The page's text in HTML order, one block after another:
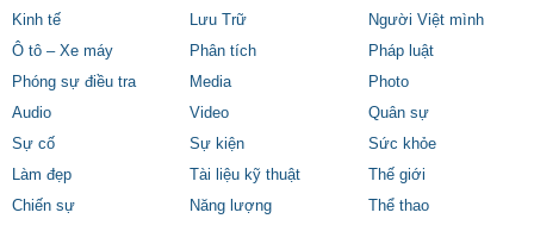
Kinh tế
Lưu Trữ
Người Việt mình
Ô tô – Xe máy
Phân tích
Pháp luật
Phóng sự điều tra
Media
Photo
Audio
Video
Quân sự
Sự cố
Sự kiện
Sức khỏe
Làm đẹp
Tài liệu kỹ thuật
Thế giới
Chiến sự
Năng lượng
Thể thao